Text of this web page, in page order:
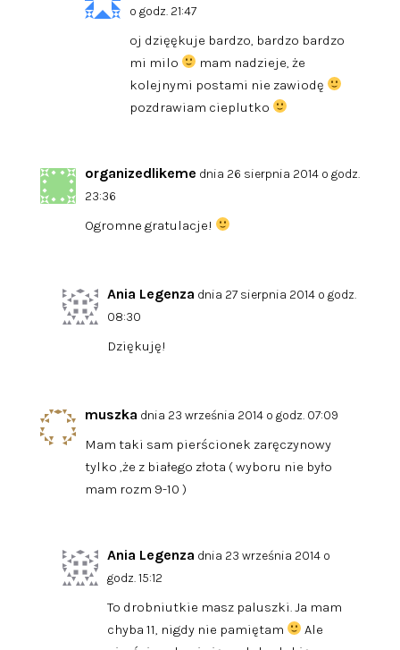
o godz. 21:47
oj dzięękuje bardzo, bardzo bardzo
mi milo
mam nadzieje, że
kolejnymi postami nie zawiodę
pozdrawiam cieplutko
organizedlikeme dnia 26 sierpnia 2014 o godz.
23:36
Ogromne gratulacje!
Ania Legenza dnia 27 sierpnia 2014 o godz.
08:30
Dziękuję!
muszka dnia 23 września 2014 o godz. 07:09
Mam taki sam pierścionek zaręczynowy
tylko ,że z białego złota ( wyboru nie było
mam rozm 9-10 )
Ania Legenza dnia 23 września 2014 o
godz. 15:12
To drobniutkie masz paluszki. Ja mam
chyba 11, nigdy nie pamiętam
Ale